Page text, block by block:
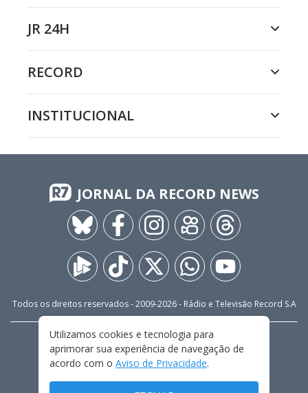
JR 24H
RECORD
INSTITUCIONAL
JORNAL DA RECORD NEWS
Todos os direitos reservados - 2009-2026- Rádio e Televisão Record S.A
FALE CONOSCO
PRIVACIDADE
TERMOS E CONDIÇÕES DE USO
Utilizamos cookies e tecnologia para
aprimorar sua experiência de navegação de
acordo com o Aviso de Privacidade.